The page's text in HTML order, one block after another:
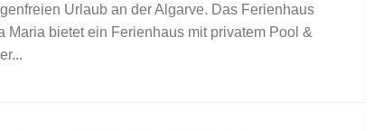
Urlaub an der Algarve. Das Ferienhaus
Maria bietet ein Ferienhaus mit privatem Pool &